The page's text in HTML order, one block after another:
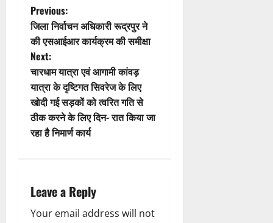
t
i
o
n
P
o
s
t
n
a
i
Previous:
जिला निर्वाचन अधिकारी रूद्रपुर ने
की एसआईआर कार्यक्रम की समीक्षा
Next:
चारधाम यात्रा एवं आगामी कांवड़
यात्रा के दृष्टिगत सिवरेज के लिए
खोदी गई सड़कों को त्वरित गति से
ठीक करने के लिए दिन- रात किया जा
रहा है निमार्ण कार्य
Leave a Reply
Your email address will not